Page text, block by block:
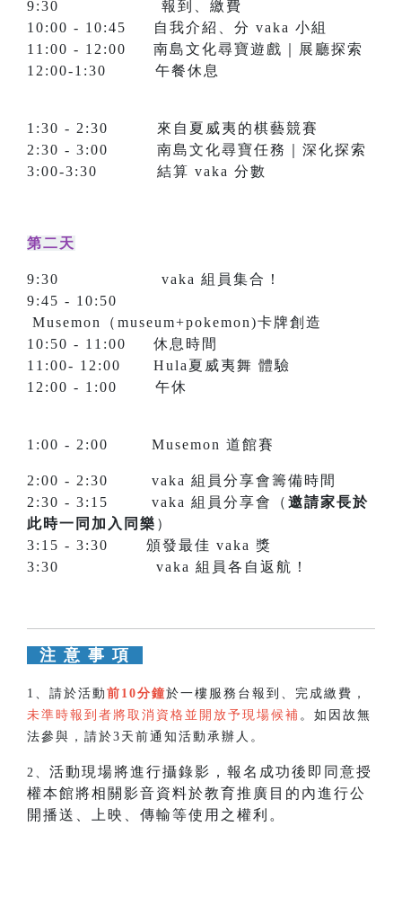
9:30 報到、繳費
10:00 - 10:45 自我介紹、分 vaka 小組
11:00 - 12:00 南島文化尋寶遊戲｜展廳探索
12:00-1:30 午餐休息
1:30 - 2:30 來自夏威夷的棋藝競賽
2:30 - 3:00 南島文化尋寶任務｜深化探索
3:00-3:30 結算 vaka 分數
第二天
9:30 vaka 組員集合！
9:45 - 10:50
Musemon（museum+pokemon)卡牌創造
10:50 - 11:00 休息時間
11:00- 12:00 Hula夏威夷舞 體驗
12:00 - 1:00 午休
1:00 - 2:00 Musemon 道館賽
2:00 - 2:30 vaka 組員分享會籌備時間
2:30 - 3:15 vaka 組員分享會（ 邀請家長於
此時一同加入同樂 ）
3:15 - 3:30 頒發最佳 vaka 獎
3:30 vaka 組員各自返航！
注 意 事 項
1、 請於活動 前10分鐘於一樓服務台報到、完成繳費，
未準時報到者將取消資格並開放予現場候補 。如因故無
法參與，請於3天前通知活動承辦人。
2、 活動現場將進行攝錄影，報名成功後即同意授
權本館將相關影音資料於教育推廣目的內進行公
開播送、上映、傳輸等使用之權利。